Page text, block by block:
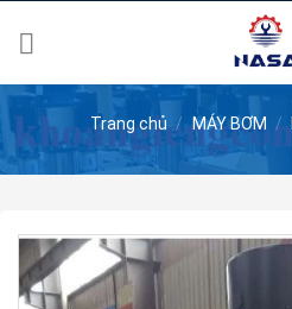
Trang chủ / MÁY BƠM /